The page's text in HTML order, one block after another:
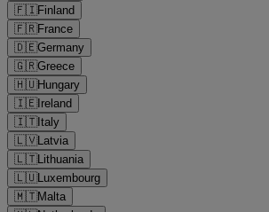
🇫🇮Finland
🇫🇷France
🇩🇪Germany
🇬🇷Greece
🇭🇺Hungary
🇮🇪Ireland
🇮🇹Italy
🇱🇻Latvia
🇱🇹Lithuania
🇱🇺Luxembourg
🇲🇹Malta